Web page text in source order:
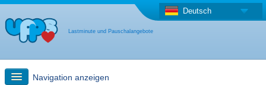
Lastminute und Pauschalangebote
Deutsch
Navigation anzeigen